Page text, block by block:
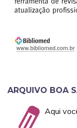
ARQUIVO BOA
Aqui